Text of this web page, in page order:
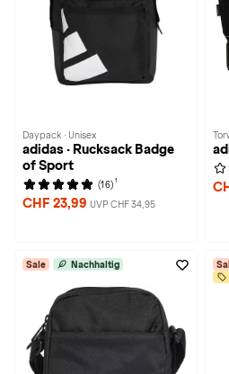
Daypack · Unisex
adidas · Rucksack Badge
of Sport
(16) 1
CHF 23,99 UVP CHF 34,95
Sale Nachhaltig